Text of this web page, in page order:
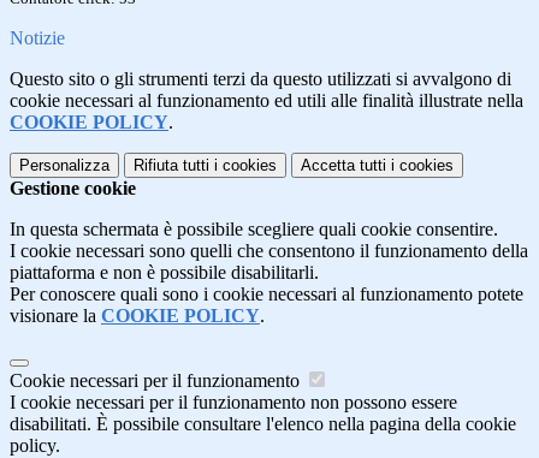
Notizie
Questo sito o gli strumenti terzi da questo utilizzati si avvalgono di
cookie necessari al funzionamento ed utili alle finalità illustrate nella
COOKIE POLICY.
Personalizza Rifiuta tutti i cookies Accetta tutti i cookies
Gestione cookie
In questa schermata è possibile scegliere quali cookie consentire.
I cookie necessari sono quelli che consentono il funzionamento della
piattaforma e non è possibile disabilitarli.
Per conoscere quali sono i cookie necessari al funzionamento potete
visionare la COOKIE POLICY.
Cookie necessari per il funzionamento
I cookie necessari per il funzionamento non possono essere
disabilitati. È possibile consultare l'elenco nella pagina della cookie
policy.